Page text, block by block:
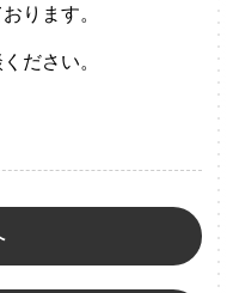
ります。
ださい。